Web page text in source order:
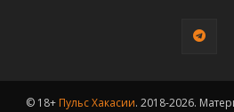
© 18+ Пульс Хакасии. 2018-2026.